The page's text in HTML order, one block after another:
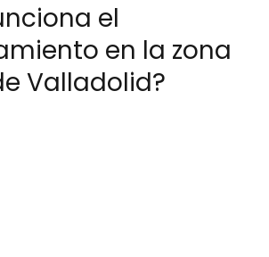
el
en la zona
Valladolid?